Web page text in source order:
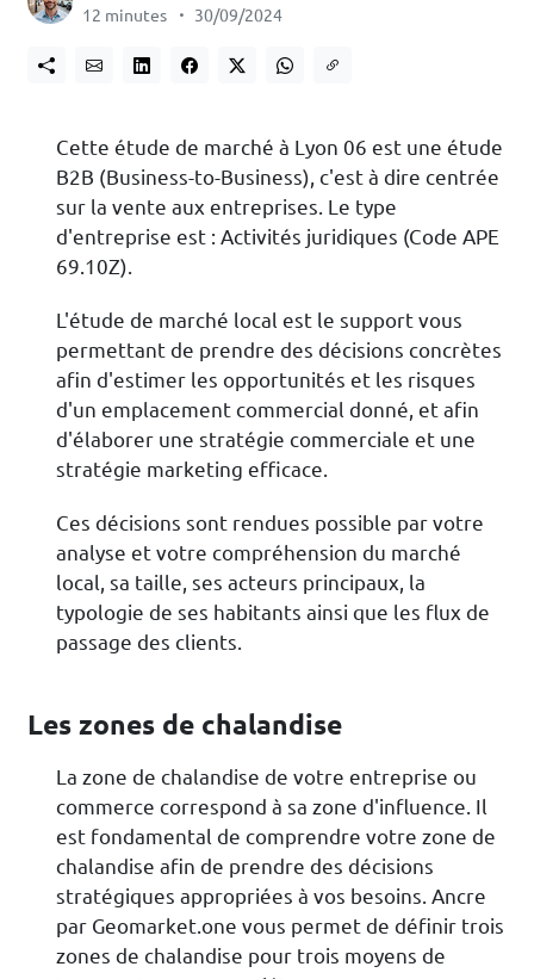
12 minutes 30/09/2024
Cette étude de marché à Lyon 06 est une étude
B2B (Business-to-Business), c'est à dire centrée
sur la vente aux entreprises. Le type
d'entreprise est : Activités juridiques (Code APE
69.10Z).
L'étude de marché local est le support vous
permettant de prendre des décisions concrètes
afin d'estimer les opportunités et les risques
d'un emplacement commercial donné, et afin
d'élaborer une stratégie commerciale et une
stratégie marketing efficace.
Ces décisions sont rendues possible par votre
analyse et votre compréhension du marché
local, sa taille, ses acteurs principaux, la
typologie de ses habitants ainsi que les flux de
passage des clients.
Les zones de chalandise
La zone de chalandise de votre entreprise ou
commerce correspond à sa zone d'influence. Il
est fondamental de comprendre votre zone de
chalandise afin de prendre des décisions
stratégiques appropriées à vos besoins. Ancre
par Geomarket.one vous permet de définir trois
zones de chalandise pour trois moyens de